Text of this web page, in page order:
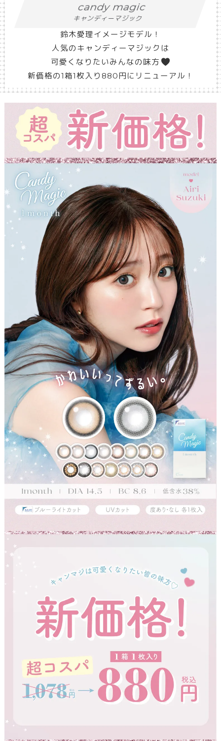
candy magic
キャンディーマジック
鈴木愛理イメージモデル！
人気のキャンディーマジックは
可愛くなりたいみんなの味方
新価格の1箱1枚入り880円にリニューアル！